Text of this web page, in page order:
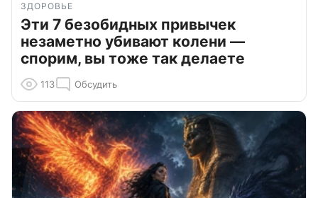
ЗДОРОВЬЕ
Эти 7 безобидных привычек
незаметно убивают колени —
спорим, вы тоже так делаете
113 Обсудить